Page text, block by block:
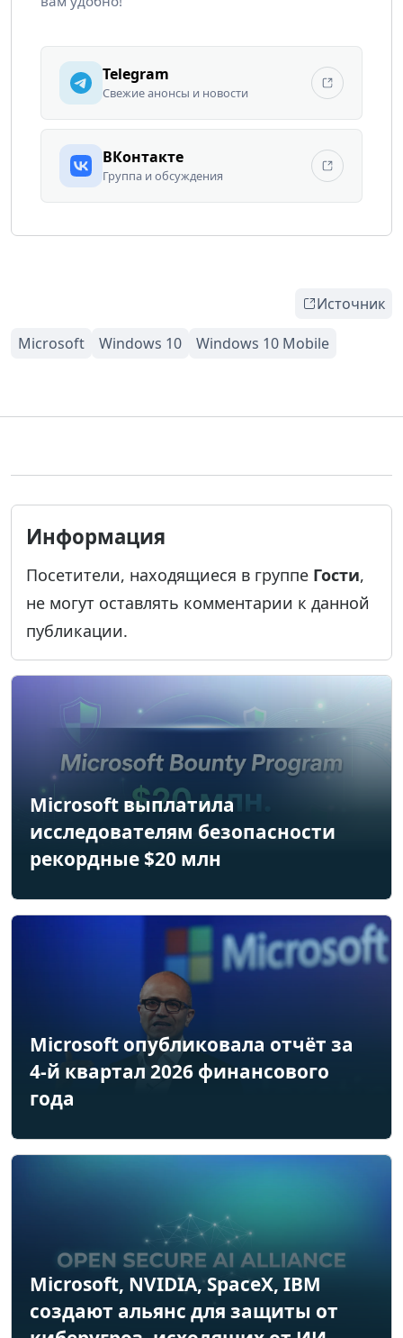
Telegram
Свежие анонсы и новости
ВКонтакте
Группа и обсуждения
Источник
Информация
Посетители, находящиеся в группе Гости,
не могут оставлять комментарии к данной
публикации.
Microsoft выплатила
исследователям безопасности
рекордные $20 млн
Microsoft опубликовала отчёт за
4-й квартал 2026 финансового
года
Microsoft, NVIDIA, SpaceX, IBM
создают альянс для защиты от